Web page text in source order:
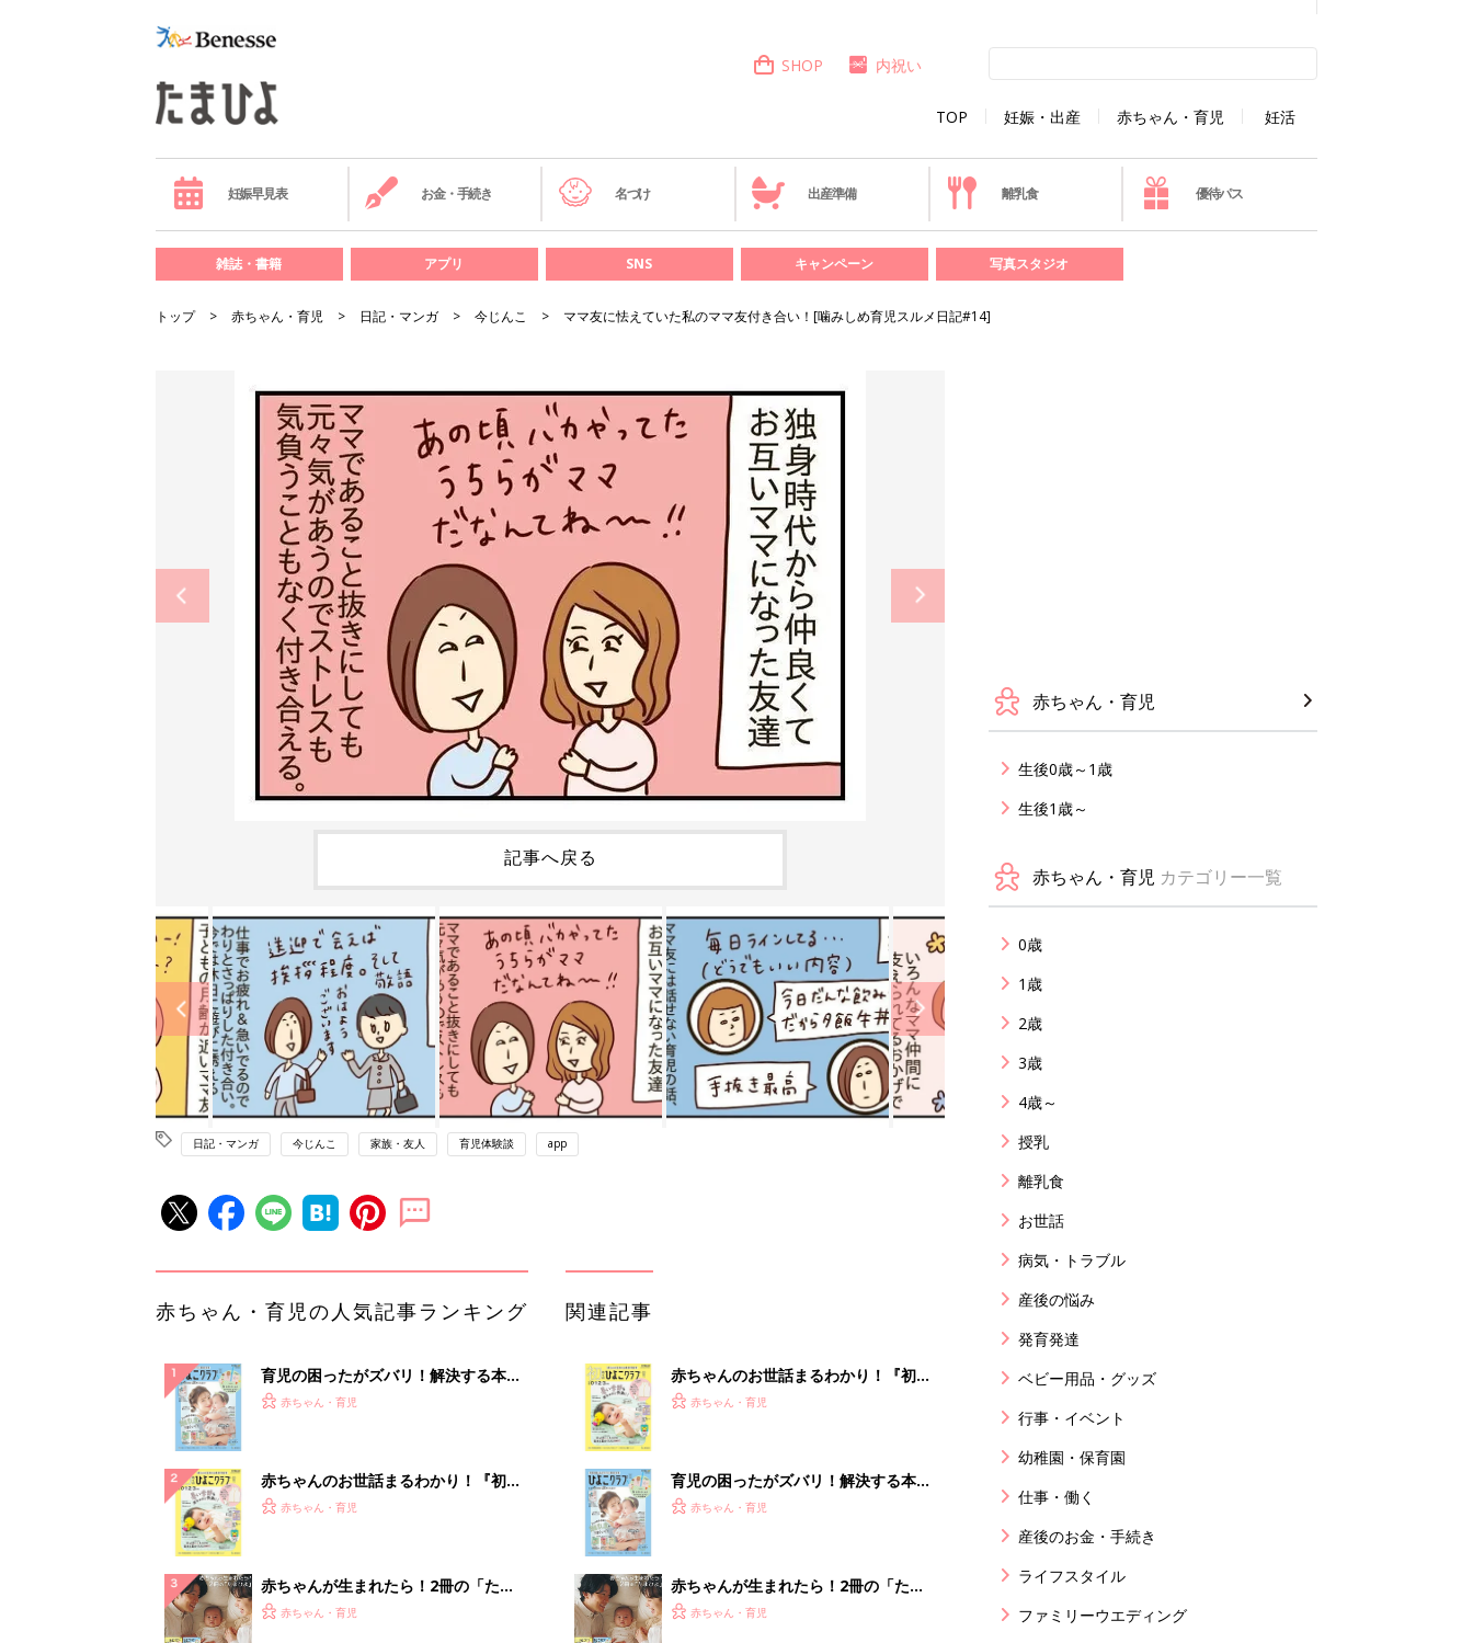
TOP 妊娠・出産 赤ちゃん・育児 妊活
SHOP 内祝い
妊娠早見表 お金・手続き 名づけ 出産準備 離乳食 優待パス
雑誌・書籍 アプリ SNS キャンペーン 写真スタジオ
トップ 赤ちゃん・育児 日記・マンガ 今じんこ ママ友に怯えていた私のママ友付き合い！[噛みしめ育児スルメ日記#14]
記事へ戻る
日記・マンガ 今じんこ 家族・友人 育児体験談 app
赤ちゃん・育児の人気記事ランキング
育児の困ったがズバリ！解決する本
『ひよこクラブ 夏号』 4カ月～2才
赤ちゃん・育児
赤ちゃんのお世話まるわかり！『初め
てのひよこクラブ 夏号』〈巻頭大特
赤ちゃん・育児
赤ちゃんが生まれたら！2冊の「たま
ひよ」
赤ちゃん・育児
関連記事
赤ちゃんのお世話まるわかり！『初め
てのひよこクラブ 夏号』〈巻頭大特
赤ちゃん・育児
育児の困ったがズバリ！解決する本
『ひよこクラブ 夏号』 4カ月～2才
赤ちゃん・育児
赤ちゃんが生まれたら！2冊の「たま
ひよ」
赤ちゃん・育児
赤ちゃん・育児
生後0歳～1歳
生後1歳～
赤ちゃん・育児 カテゴリー一覧
0歳
1歳
2歳
3歳
4歳～
授乳
離乳食
お世話
病気・トラブル
産後の悩み
発育発達
ベビー用品・グッズ
行事・イベント
幼稚園・保育園
仕事・働く
産後のお金・手続き
ライフスタイル
ファミリーウエディング